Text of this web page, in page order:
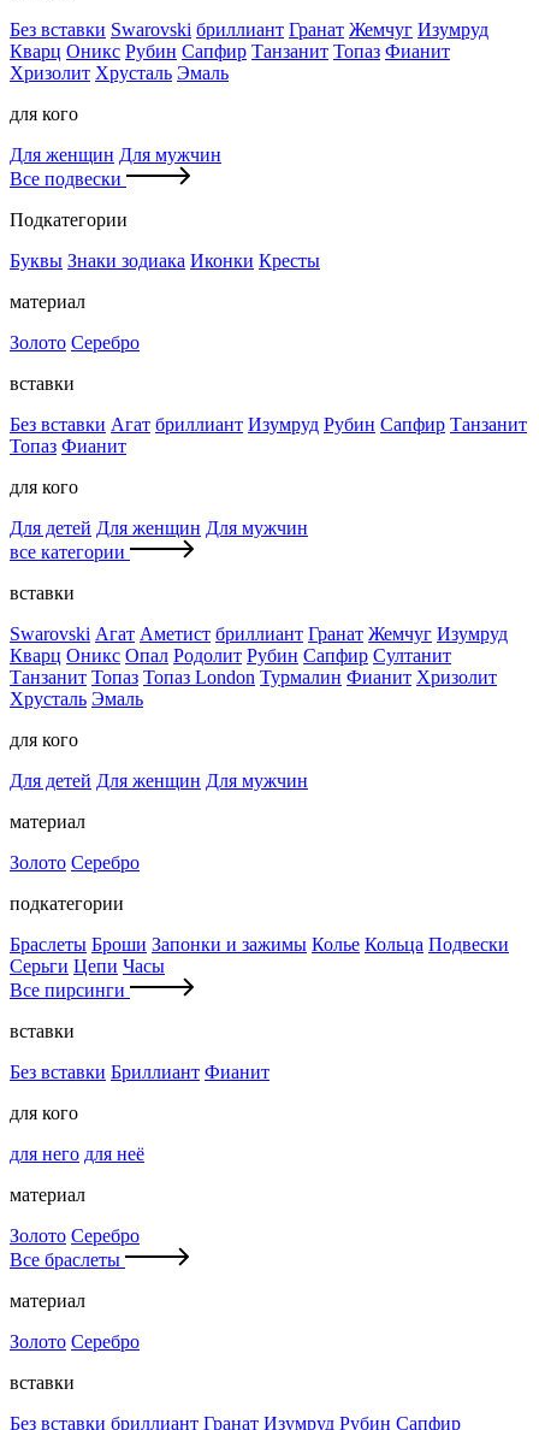
Без вставки Swarovski бриллиант Гранат Жемчуг Изумруд
Кварц Оникс Рубин Сапфир Танзанит Топаз Фианит
Хризолит Хрусталь Эмаль
для кого
Для женщин Для мужчин
Все подвески
Подкатегории
Буквы Знаки зодиака Иконки Кресты
материал
Золото Серебро
вставки
Без вставки Агат бриллиант Изумруд Рубин Сапфир Танзанит
Топаз Фианит
для кого
Для детей Для женщин Для мужчин
все категории
вставки
Swarovski Агат Аметист бриллиант Гранат Жемчуг Изумруд
Кварц Оникс Опал Родолит Рубин Сапфир Султанит
Танзанит Топаз Топаз London Турмалин Фианит Хризолит
Хрусталь Эмаль
для кого
Для детей Для женщин Для мужчин
материал
Золото Серебро
подкатегории
Браслеты Броши Запонки и зажимы Колье Кольца Подвески
Серьги Цепи Часы
Все пирсинги
вставки
Без вставки Бриллиант Фианит
для кого
для него для неё
материал
Золото Серебро
Все браслеты
материал
Золото Серебро
вставки
Без вставки бриллиант Гранат Изумруд Рубин Сапфир